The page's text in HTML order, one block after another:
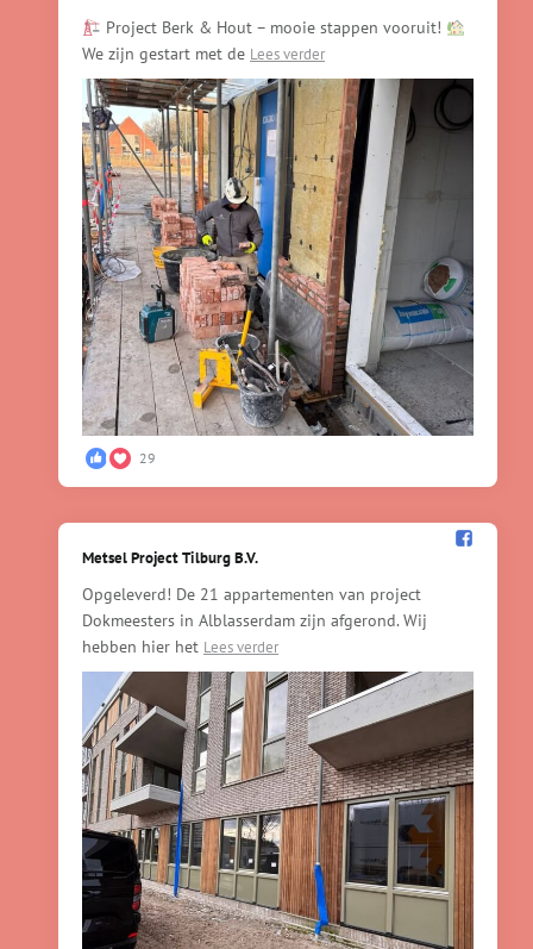
Project Berk & Hout – mooie stappen vooruit!
We zijn gestart met de Lees verder
29
Metsel Project Tilburg B.V.️
Opgeleverd! De 21 appartementen van project
Dokmeesters in Alblasserdam zijn afgerond. Wij
hebben hier het Lees verder